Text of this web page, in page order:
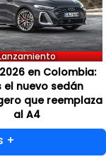
en Colombia:
el nuevo sedán
que reemplaza
al A4
+